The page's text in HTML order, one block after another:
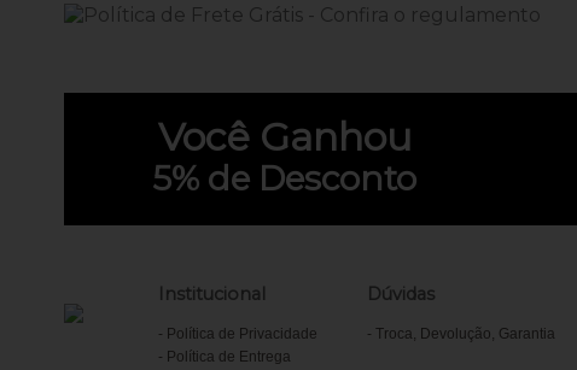
Você Ganhou
5% de Desconto
Institucional
Política de Privacidade
Política de Entrega
Dúvidas
Troca, Devolução, Garantia